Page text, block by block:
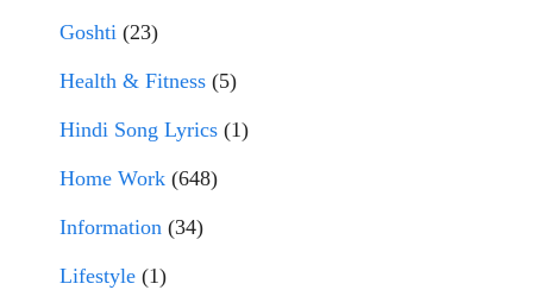
Goshti (23)
Health & Fitness (5)
Hindi Song Lyrics (1)
Home Work (648)
Information (34)
Lifestyle (1)